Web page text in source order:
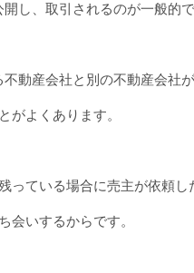
し、取引されるのが一般的で
動産会社と別の不動産会社が
がよくあります。
っている場合に売主が依頼し
会いするからです。